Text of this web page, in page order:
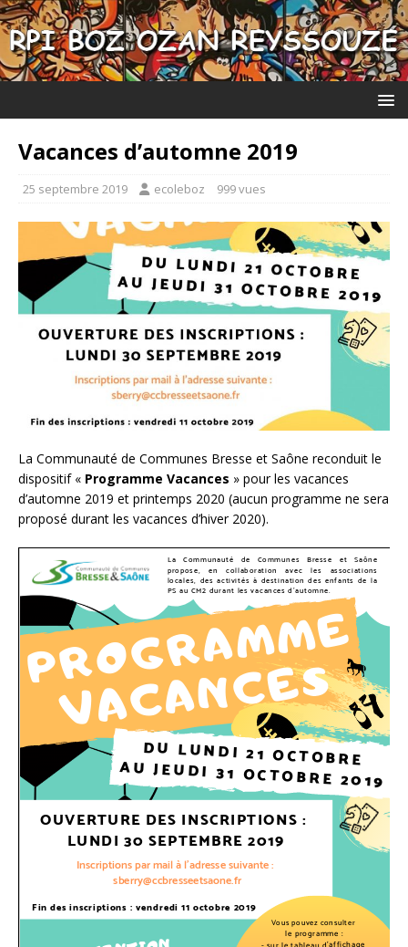
Vacances d’automne 2019
25 septembre 2019 ecoleboz 999 vues
La Communauté de Communes Bresse et Saône reconduit le
dispositif « Programme Vacances » pour les vacances
d’automne 2019 et printemps 2020 (aucun programme ne sera
proposé durant les vacances d’hiver 2020).